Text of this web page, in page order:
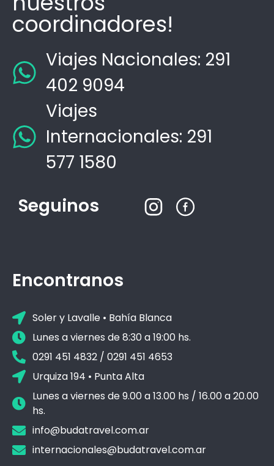
coordinadores!
Viajes Nacionales: 291
402 9094
Viajes
Internacionales: 291
577 1580
Seguinos
Encontranos
Soler y Lavalle • Bahía Blanca
Lunes a viernes de 8:30 a 19:00 hs.
0291 451 4832 / 0291 451 4653
Urquiza 194 • Punta Alta
Lunes a viernes de 9.00 a 13.00 hs / 16.00 a 20.00
hs.
info@budatravel.com.ar
internacionales@budatravel.com.ar